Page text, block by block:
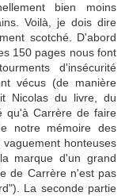
bien moins
Voilà, je dois dire
scotché. D'abord
150 pages nous font
d'insécurité
vécus (de manière
Nicolas du livre, du
qu'à Carrère de faire
notre mémoire des
honteuses
marque d'un grand
de Carrère n'est pas
La seconde partie